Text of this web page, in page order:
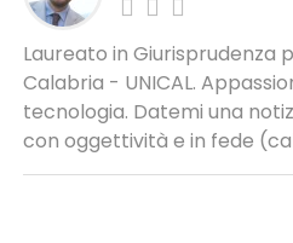
Laureato in Giurisprudenza
Calabria - UNICAL.
tecnologia. Datemi una
con oggettività e in fede